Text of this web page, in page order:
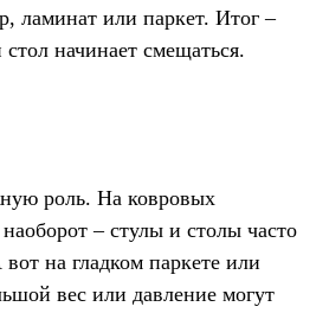
ламинат или паркет. Итог –
начинает смещаться.
роль. На ковровых
– стулы и столы часто
на гладком паркете или
вес или давление могут